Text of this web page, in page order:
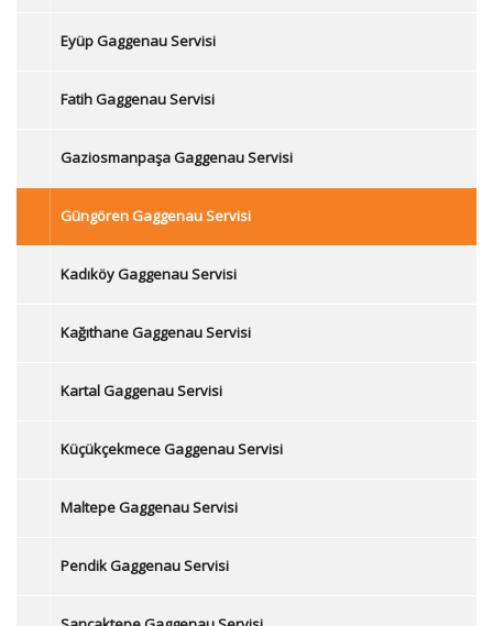
Eyüp Gaggenau Servisi
Fatih Gaggenau Servisi
Gaziosmanpaşa Gaggenau Servisi
Güngören Gaggenau Servisi
Kadıköy Gaggenau Servisi
Kağıthane Gaggenau Servisi
Kartal Gaggenau Servisi
Küçükçekmece Gaggenau Servisi
Maltepe Gaggenau Servisi
Pendik Gaggenau Servisi